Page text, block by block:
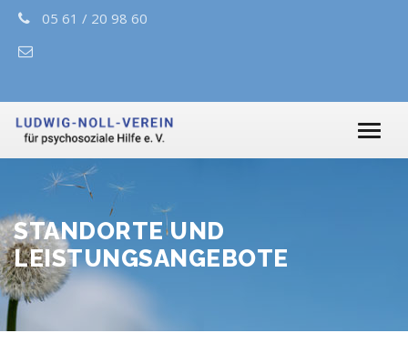
05 61 / 20 98 60
STANDORTE UND
LEISTUNGSANGEBOTE